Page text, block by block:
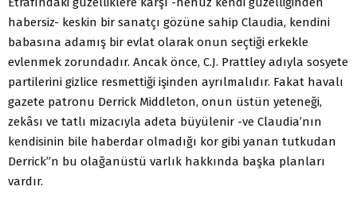
habersiz- keskin bir sanatçı gözüne sahip Claudia, kendini
babasına adamış bir evlat olarak onun seçtiği erkekle
evlenmek zorundadır. Ancak önce, C.J. Prattley adıyla sosyete
partilerini gizlice resmettiği işinden ayrılmalıdır. Fakat havalı
gazete patronu Derrick Middleton, onun üstün yeteneği,
zekâsı ve tatlı mizacıyla adeta büyülenir -ve Claudia’nın
kendisinin bile haberdar olmadığı kor gibi yanan tutkudan
Derrick”n bu olağanüstü varlık hakkında başka planları
vardır.